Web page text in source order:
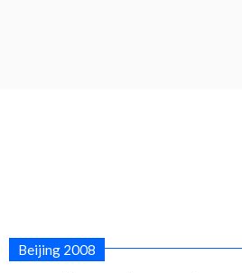
Beijing 2008